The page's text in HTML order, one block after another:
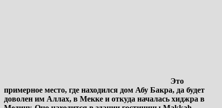
Это
примерное место, где находился дом Абу Бакра, да будет
доволен им Аллах, в Мекке и откуда началась хиджра в